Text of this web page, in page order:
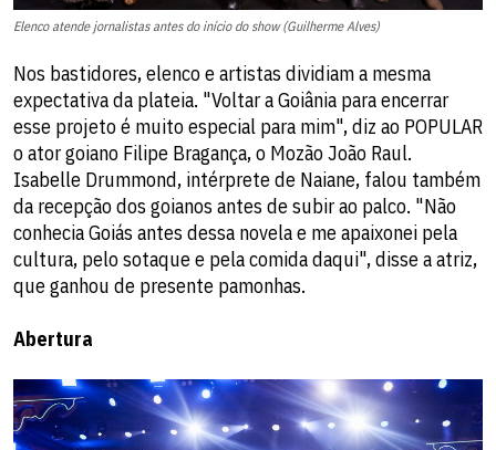
Elenco atende jornalistas antes do início do show (Guilherme Alves)
Nos bastidores, elenco e artistas dividiam a mesma
expectativa da plateia. "Voltar a Goiânia para encerrar
esse projeto é muito especial para mim", diz ao POPULAR
o ator goiano Filipe Bragança, o Mozão João Raul.
Isabelle Drummond, intérprete de Naiane, falou também
da recepção dos goianos antes de subir ao palco. "Não
conhecia Goiás antes dessa novela e me apaixonei pela
cultura, pelo sotaque e pela comida daqui", disse a atriz,
que ganhou de presente pamonhas.
Abertura